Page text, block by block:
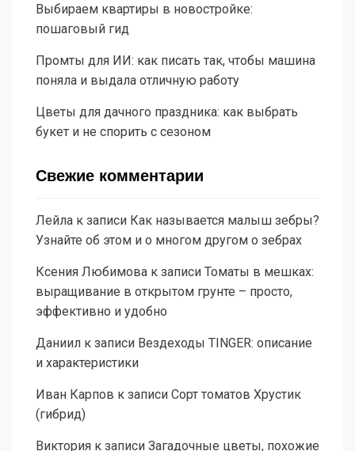
Выбираем квартиры в новостройке:
пошаговый гид
Промты для ИИ: как писать так, чтобы машина
поняла и выдала отличную работу
Цветы для дачного праздника: как выбрать
букет и не спорить с сезоном
Свежие комментарии
Лейла к записи Как называется малыш зебры?
Узнайте об этом и о многом другом о зебрах
Ксения Любимова к записи Томаты в мешках:
выращивание в открытом грунте – просто,
эффективно и удобно
Даниил к записи Вездеходы TINGER: описание
и характеристики
Иван Карпов к записи Сорт томатов Хрустик
(гибрид)
Виктория к записи Загадочные цветы, похожие